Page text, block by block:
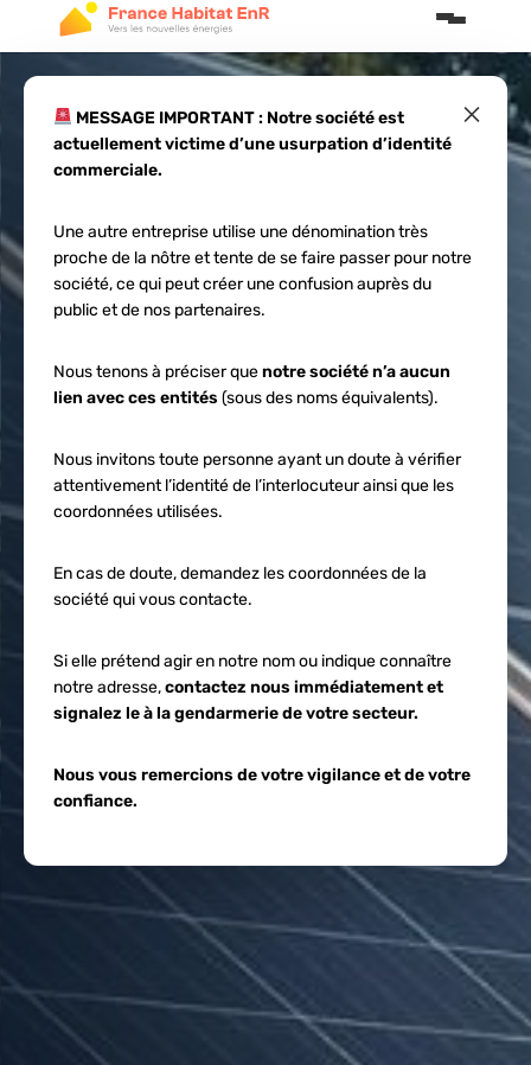
×
MESSAGE IMPORTANT : Notre société est
actuellement victime d’une usurpation d’identité
commerciale.
Une autre entreprise utilise une dénomination très
proche de la nôtre et tente de se faire passer pour notre
société, ce qui peut créer une confusion auprès du
public et de nos partenaires.
Nous tenons à préciser quenotre société n’a aucun
lien avec ces entités (sous des noms équivalents).
Nous invitons toute personne ayant un doute à vérifier
attentivement l’identité de l’interlocuteur ainsi que les
coordonnées utilisées.
En cas de doute, demandez les coordonnées de la
société qui vous contacte.
Si elle prétend agir en notre nom ou indique connaître
notre adresse,contactez nous immédiatement et
signalez le à la gendarmerie de votre secteur.
Nous vous remercions de votre vigilance et de votre
confiance.
Le bilan carbone
des panneaux
photovoltaïques